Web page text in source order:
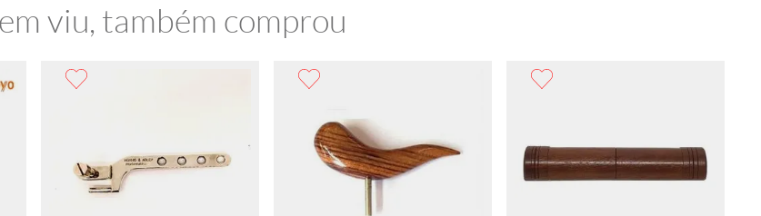
viu, também comprou